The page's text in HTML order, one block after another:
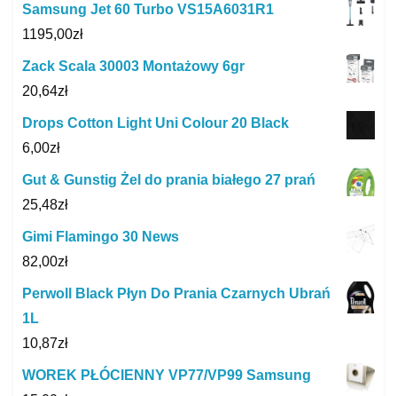
Samsung Jet 60 Turbo VS15A6031R1
1195,00zł
Zack Scala 30003 Montażowy 6gr
20,64zł
Drops Cotton Light Uni Colour 20 Black
6,00zł
Gut & Gunstig Żel do prania białego 27 prań
25,48zł
Gimi Flamingo 30 News
82,00zł
Perwoll Black Płyn Do Prania Czarnych Ubrań
1L
10,87zł
WOREK PŁÓCIENNY VP77/VP99 Samsung